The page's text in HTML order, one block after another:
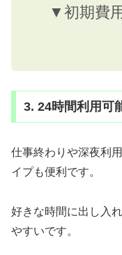
▼初期費
3. 24時間利用可
仕事終わりや深夜利
イプも便利です。
好きな時間に出し入
やすいです。